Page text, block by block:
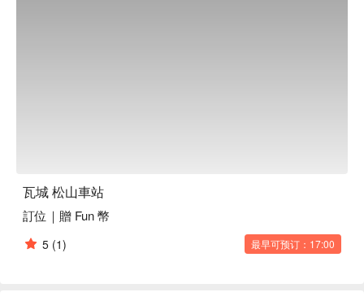
瓦城 松山車站
訂位｜贈 Fun 幣
5 (1) 最早可预订：17:00